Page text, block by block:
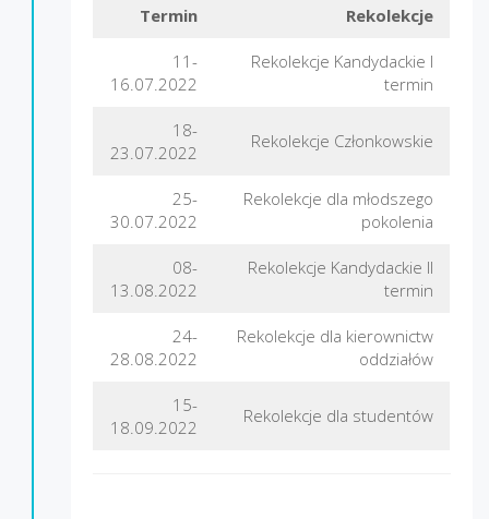
Termin Rekolekcje
11-
16.07.2022
Rekolekcje Kandydackie I
termin
18-
23.07.2022
Rekolekcje Członkowskie
25-
30.07.2022
Rekolekcje dla młodszego
pokolenia
08-
13.08.2022
Rekolekcje Kandydackie II
termin
24-
28.08.2022
Rekolekcje dla kierownictw
oddziałów
15-
18.09.2022
Rekolekcje dla studentów